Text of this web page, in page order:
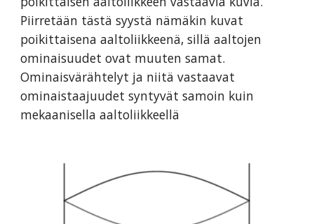
Piirretään tästä syystä nämäkin kuvat
poikittaisena aaltoliikkeenä, sillä aaltojen
ominaisuudet ovat muuten samat.
Ominaisvärähtelyt ja niitä vastaavat
ominaistaajuudet syntyvät samoin kuin
mekaanisella aaltoliikkeellä